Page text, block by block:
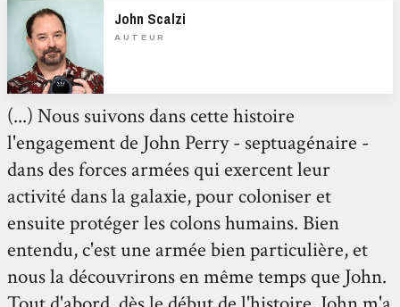
John Scalzi
AUTEUR
(...) Nous suivons dans cette histoire
l'engagement de John Perry - septuagénaire -
dans des forces armées qui exercent leur
activité dans la galaxie, pour coloniser et
ensuite protéger les colons humains. Bien
entendu, c'est une armée bien particulière, et
nous la découvrirons en même temps que John.